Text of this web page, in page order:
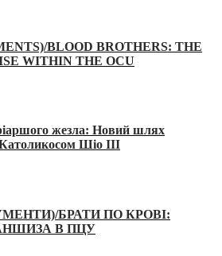
BLOOD BROTHERS: THE
WITHIN THE OCU
жезла: Новий шлях
Католикосом Шіо III
БРАТИ ПО КРОВІ:
В ПЦУ